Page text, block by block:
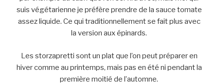
suis végétarienne je préfère prendre de la sauce tomate
assez liquide. Ce qui traditionnellement se fait plus avec
la version aux épinards.
Les storzapretti sont un plat que l’on peut préparer en
hiver comme au printemps, mais pas en été ni pendant la
première moitié de l’automne.